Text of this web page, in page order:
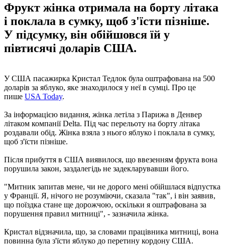
Фрукт жінка отримала на борту літака
і поклала в сумку, щоб з'їсти пізніше.
У підсумку, він обійшовся їй у
півтисячі доларів США.
У США пасажирка Кристал Тедлок була оштрафована на 500
доларів за яблуко, яке знаходилося у неї в сумці. Про це
пише USA Today.
За інформацією видання, жінка летіла з Парижа в Денвер
літаком компанії Delta. Під час перельоту на борту літака
роздавали обід. Жінка взяла з нього яблуко і поклала в сумку,
щоб з'їсти пізніше.
Після прибуття в США виявилося, що ввезенням фрукта вона
порушила закон, заздалегідь не задекларувавши його.
"Митник запитав мене, чи не дорого мені обійшлася відпустка
у Франції. Я, нічого не розуміючи, сказала "так", і він заявив,
що поїздка стане ще дорожчою, оскільки я оштрафована за
порушення правил митниці", - зазначила жінка.
Кристал відзначила, що, за словами працівника митниці, вона
повинна була з'їсти яблуко до перетину кордону США.